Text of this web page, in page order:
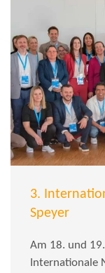
3.
Speyer
Am 18. und
Internationale